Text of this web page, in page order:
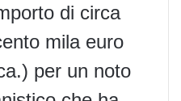
di circa
mila euro
per un noto